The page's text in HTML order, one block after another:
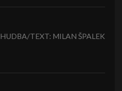
HUDBA/TEXT: MILAN ŠPALEK